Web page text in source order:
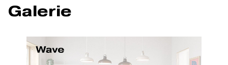
Galerie